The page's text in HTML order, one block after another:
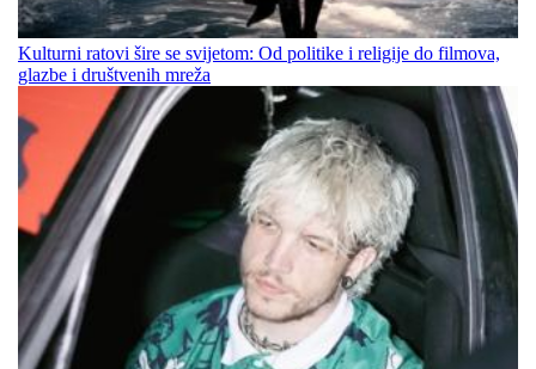
Kulturni ratovi šire se svijetom: Od politike i religije do filmova,
glazbe i društvenih mreža